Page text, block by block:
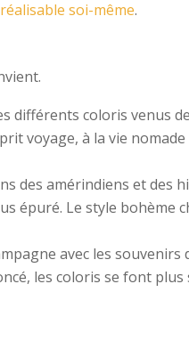
soi-même.
différents coloris venus
voyage, à la vie nomade
des amérindiens et des
épuré. Le style bohème
avec les souvenirs
les coloris se font plus